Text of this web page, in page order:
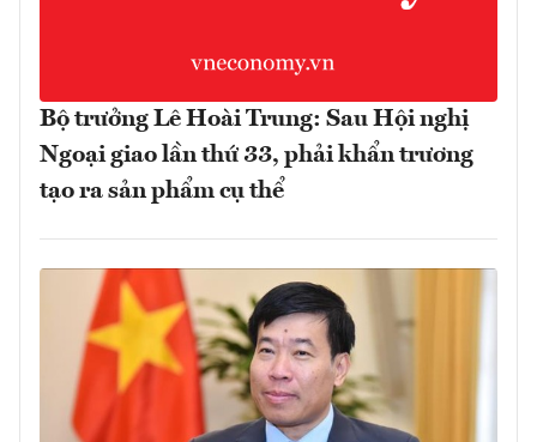
Bộ trưởng Lê Hoài Trung: Sau Hội nghị
Ngoại giao lần thứ 33, phải khẩn trương
tạo ra sản phẩm cụ thể